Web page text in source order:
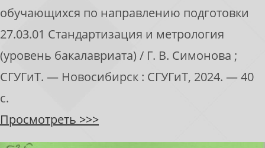
обучающихся по направлению подготовки
27.03.01 Стандартизация и метрология
(уровень бакалавриата) / Г. В. Симонова ;
СГУГиТ. — Новосибирск : СГУГиТ, 2024. — 40
с.
Просмотреть >>>